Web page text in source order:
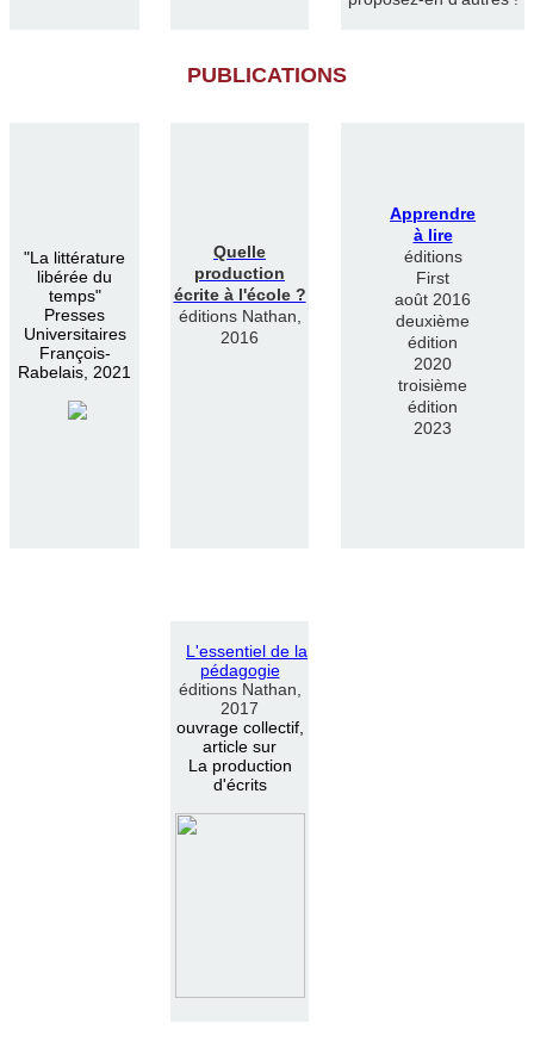
PUBLICATIONS
"La littérature
libérée du
temps"
Presses
Universitaires
François-
Rabelais, 2021
Quelle
production
écrite à l'école ?
éditions Nathan,
2016
Apprendre
à lire
éditions
First
août 2016
deuxième
édition
2020
troisième
édition
2023
L 'essentiel de la
pédagogie
éditions Nathan,
2017
ouvrage collectif,
article sur
La production
d'écrits